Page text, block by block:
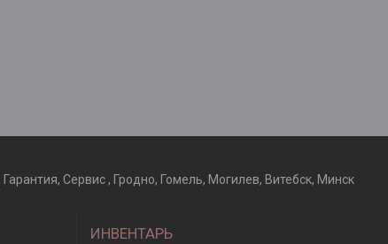
Сервис , Гродно, Гомель, Могилев, Витебск, Минск
ИНВЕНТАРЬ